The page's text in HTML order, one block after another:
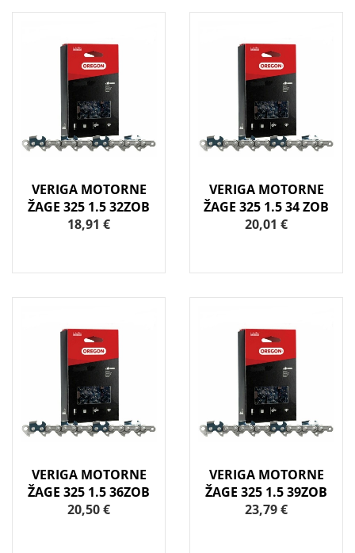
VERIGA MOTORNE
ŽAGE 325 1.5 32ZOB
18,91 €
VERIGA MOTORNE
ŽAGE 325 1.5 34 ZOB
20,01 €
VERIGA MOTORNE
ŽAGE 325 1.5 36ZOB
20,50 €
VERIGA MOTORNE
ŽAGE 325 1.5 39ZOB
23,79 €